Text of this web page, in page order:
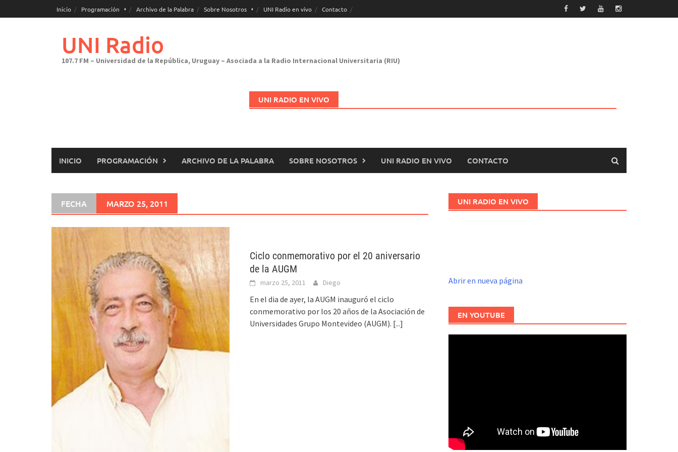
al
Inicio Programación Archivo de la Palabra Sobre Nosotros UNI Radio en vivo Contacto
UNI Radio
107.7 FM – Universidad de la República, Uruguay – Asociada a la Radio Internacional Universitaria (RIU)
UNI RADIO EN VIVO
INICIO PROGRAMACIÓN ARCHIVO DE LA PALABRA SOBRE NOSOTROS UNI RADIO EN VIVO CONTACTO
FECHA MARZO 25, 2011
Ciclo conmemorativo por el 20 aniversario
de la AUGM
marzo 25, 2011 Diego
En el dia de ayer, la AUGM inauguró el ciclo
conmemorativo por los 20 años de la Asociación de
Universidades Grupo Montevideo (AUGM). [...]
UNI RADIO EN VIVO
Abrir en nueva página
EN YOUTUBE